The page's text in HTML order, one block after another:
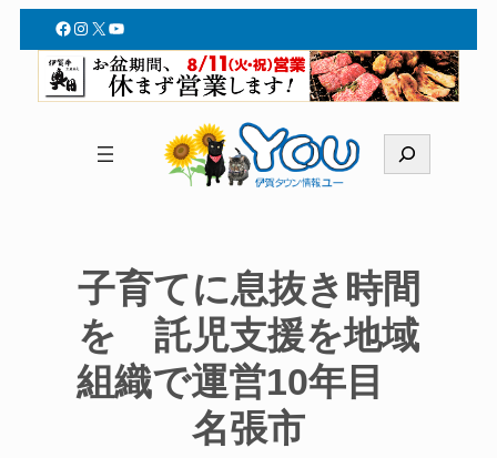
Facebook
Instagram
X YouTube
索
子育てに息抜き時間
を 託児支援を地域
組織で運営10年目
名張市